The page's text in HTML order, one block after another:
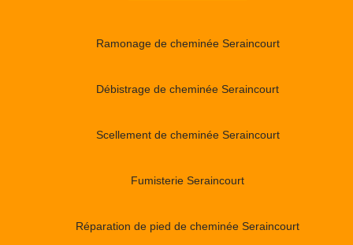
Ramonage de cheminée Seraincourt
Débistrage de cheminée Seraincourt
Scellement de cheminée Seraincourt
Fumisterie Seraincourt
Réparation de pied de cheminée Seraincourt